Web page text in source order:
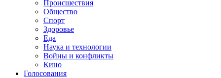
Происшествия
Общество
Спорт
Здоровье
Еда
Наука и технологии
Войны и конфликты
Кино
Голосования